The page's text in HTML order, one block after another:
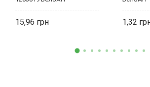
15,96 1,32